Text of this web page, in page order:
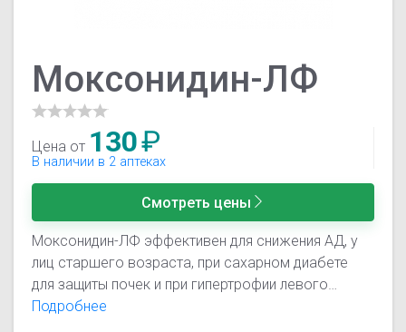
Моксонидин-ЛФ
Цена от 130₽
В наличии в 2 аптеках
Смотреть цены
Моксонидин-ЛФ эффективен для снижения АД, у
лиц старшего возраста, при сахарном диабете
для защиты почек и при гипертрофии левого
желудочка.
Подробнее